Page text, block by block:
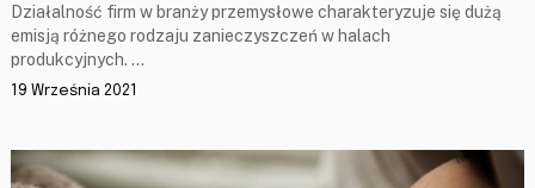
Działalność firm w branży przemysłowe charakteryzuje się dużą
emisją różnego rodzaju zanieczyszczeń w halach
produkcyjnych. …
19 Września 2021